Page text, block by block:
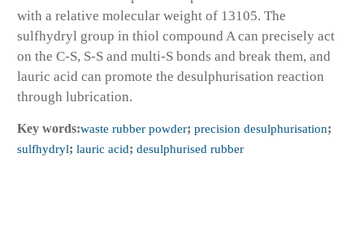
with a relative molecular weight of 13105. The
sulfhydryl group in thiol compound A can precisely act
on the C-S, S-S and multi-S bonds and break them, and
lauric acid can promote the desulphurisation reaction
through lubrication.
Key words:waste rubber powder; precision desulphurisation;
sulfhydryl; lauric acid; desulphurised rubber